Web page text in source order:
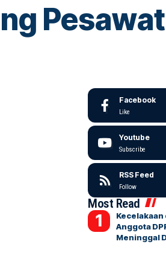
Facebook
Like
Youtube
Subscribe
RSS Feed
Follow
Most Read
Kecelakaan
Anggota
Meninggal